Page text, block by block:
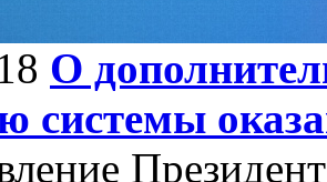
О
системы